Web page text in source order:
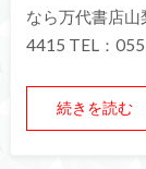
なら万代書店
4415 TEL：
続きを読む